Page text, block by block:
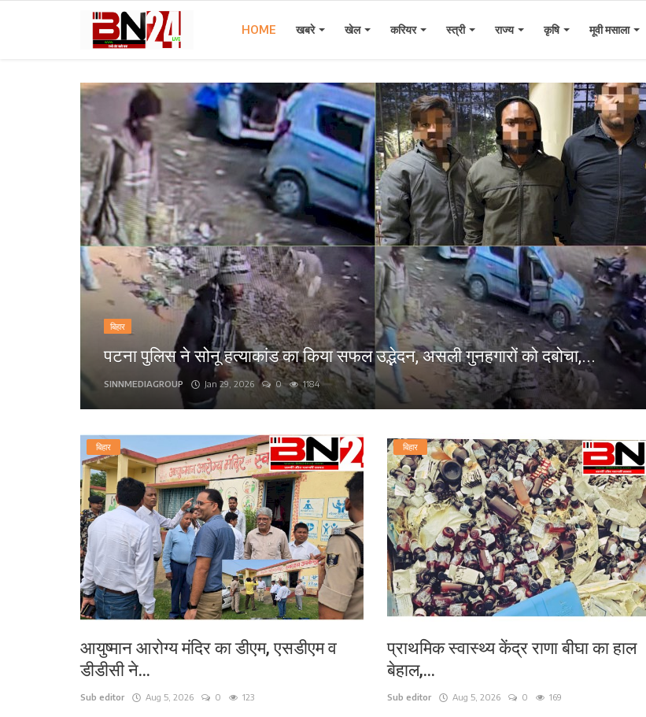
HOME खबरे खेल करियर स्त्री राज्य कृषि मूवी मसाला
बिहार
पटना पुलिस ने सोनू हत्याकांड का किया सफल उद्भेदन, असली गुनहगारों को दबोचा,...
SINNMEDIAGROUP Jan 29, 2026 0 1184
बिहार
आयुष्मान आरोग्य मंदिर का डीएम, एसडीएम व
डीडीसी ने...
Sub editor Aug 5, 2026 0 123
बिहार
प्राथमिक स्वास्थ्य केंद्र राणा बीघा का हाल
बेहाल,...
Sub editor Aug 5, 2026 0 169